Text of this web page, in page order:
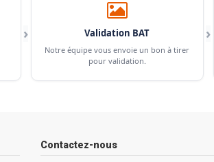
› Validation BAT
Notre équipe vous envoie un bon à tirer
pour validation.
›
Contactez-nous